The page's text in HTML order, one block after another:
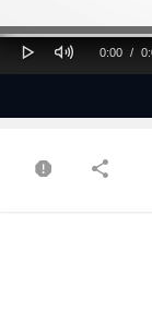
Play Mute
Current
0:00 /